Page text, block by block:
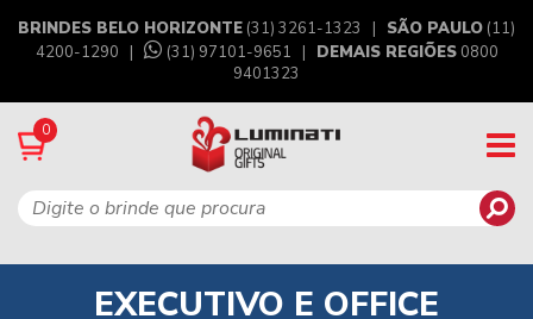
BRINDES BELO HORIZONTE (31) 3261-1323 | SÃO PAULO (11)
4200-1290 |
(31) 97101-9651 | DEMAIS REGIÕES0800
9401323
0
EXECUTIVO E OFFICE